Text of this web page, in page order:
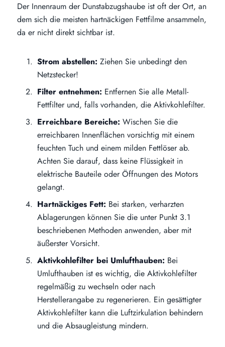
Der Innenraum der Dunstabzugshaube ist oft der Ort, an
dem sich die meisten hartnäckigen Fettfilme ansammeln,
da er nicht direkt sichtbar ist.
Strom abstellen: Ziehen Sie unbedingt den
Netzstecker!
Filter entnehmen: Entfernen Sie alle Metall-
Fettfilter und, falls vorhanden, die Aktivkohlefilter.
Erreichbare Bereiche: Wischen Sie die
erreichbaren Innenflächen vorsichtig mit einem
feuchten Tuch und einem milden Fettlöser ab.
Achten Sie darauf, dass keine Flüssigkeit in
elektrische Bauteile oder Öffnungen des Motors
gelangt.
Hartnäckiges Fett: Bei starken, verharzten
Ablagerungen können Sie die unter Punkt 3.1
beschriebenen Methoden anwenden, aber mit
äußerster Vorsicht.
Aktivkohlefilter bei Umlufthauben: Bei
Umlufthauben ist es wichtig, die Aktivkohlefilter
regelmäßig zu wechseln oder nach
Herstellerangabe zu regenerieren. Ein gesättigter
Aktivkohlefilter kann die Luftzirkulation behindern
und die Absaugleistung mindern.